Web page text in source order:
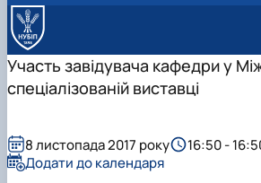
Навчально-наукова
програми та ЕНК
Аспіранти кафедри
МІЖНАРОДНА ДІЯЛЬНІСТЬ
СТУДЕНТСЬКИЙ ГУРТОК
МІЖНАРОДНІ НАУКОВО-
Участь завідувача кафедри у
спеціалізованій виставці
8 листопада 2017 року
16:50 -
Додати до календаря